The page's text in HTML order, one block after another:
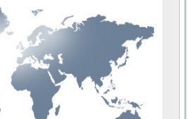
автоматизированного стенда для измерения
среды LabVIEW для построения картины
система для определения показателей
LabVIEW для управления источником
для снятия вольт-амперных характеристик
технологии: нано-, фемто-,
установка по измерению временных
лабораторный комплекс на базе
моделирования и оптимизации тепловой